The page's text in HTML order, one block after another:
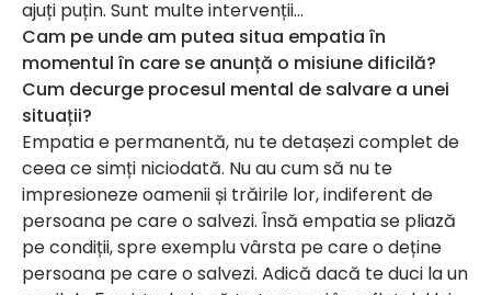
ajuți puțin. Sunt multe intervenții…
Cam pe unde am putea situa empatia în
momentul în care se anunță o misiune dificilă?
Cum decurge procesul mental de salvare a unei
situații?
Empatia e permanentă, nu te detașezi complet de
ceea ce simți niciodată. Nu au cum să nu te
impresioneze oamenii și trăirile lor, indiferent de
persoana pe care o salvezi. Însă empatia se pliază
pe condiții, spre exemplu vârsta pe care o deține
persoana pe care o salvezi. Adică dacă te duci la un